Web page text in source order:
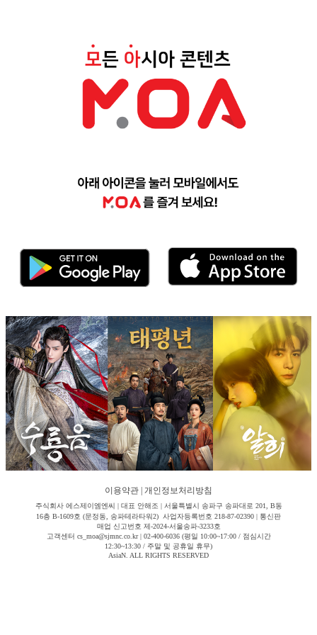
이용약관 개인정보처리방침
주식회사 에스제이엠엔씨 | 대표 안해조 | 서울특별시 송파구 송파대로 201, B동
16층 B-1609호 (문정동, 송파테라타워2) 사업자등록번호 218-87-02390 | 통신판
매업 신고번호 제-2024-서울송파-3233호
고객센터 cs_moa@sjmnc.co.kr | 02-400-6036 (평일 10:00~17:00 / 점심시간
12:30~13:30 / 주말 및 공휴일 휴무)
AsiaN. ALL RIGHTS RESERVED